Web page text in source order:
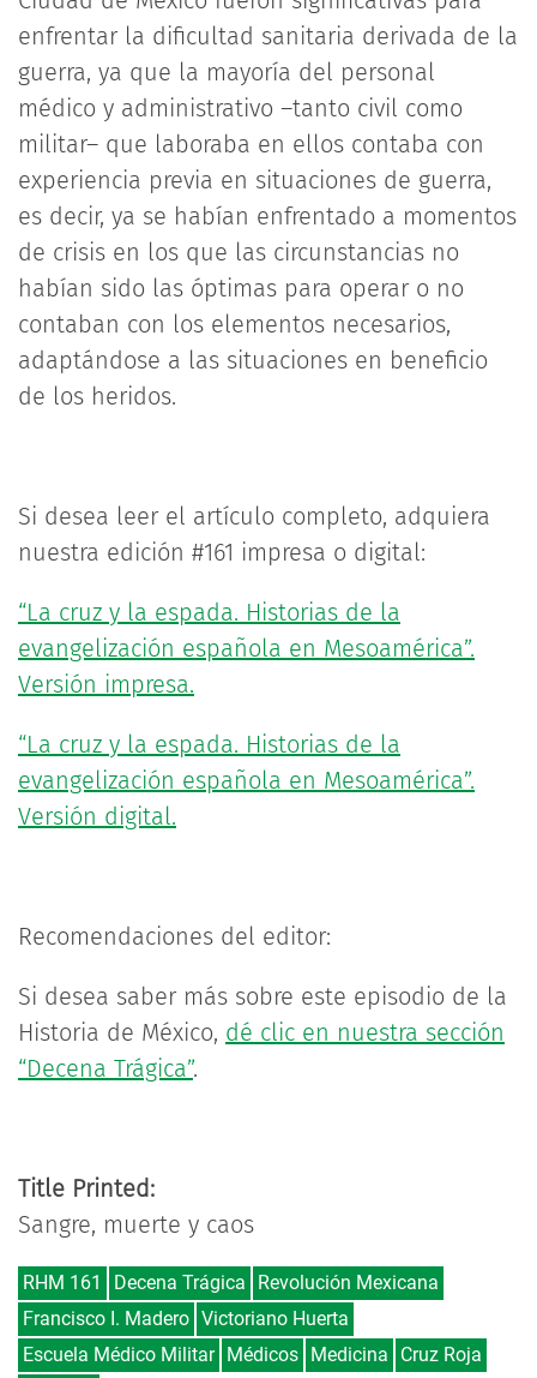
enfrentar la dificultad sanitaria derivada de la
guerra, ya que la mayoría del personal
médico y administrativo –tanto civil como
militar– que laboraba en ellos contaba con
experiencia previa en situaciones de guerra,
es decir, ya se habían enfrentado a momentos
de crisis en los que las circunstancias no
habían sido las óptimas para operar o no
contaban con los elementos necesarios,
adaptándose a las situaciones en beneficio
de los heridos.
Si desea leer el artículo completo, adquiera
nuestra edición #161 impresa o digital:
“La cruz y la espada. Historias de la
evangelización española en Mesoamérica”.
Versión impresa.
“La cruz y la espada. Historias de la
evangelización española en Mesoamérica”.
Versión digital.
Recomendaciones del editor:
Si desea saber más sobre este episodio de la
Historia de México, dé clic en nuestra sección
“Decena Trágica”.
Title Printed:
Sangre, muerte y caos
RHM 161 Decena Trágica
Revolución Mexicana
Francisco I. Madero Victoriano Huerta
Escuela Médico Militar Médicos Medicina
Cruz Roja